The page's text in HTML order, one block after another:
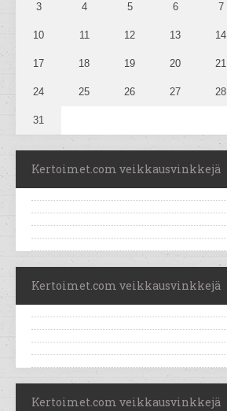
3 4 5 6 7
10 11 12 13 14
17 18 19 20 21
24 25 26 27 28
31
Kertoimet.com veikkausvinkkejä
Kertoimet.com veikkausvinkkejä
Kertoimet.com veikkausvinkkejä